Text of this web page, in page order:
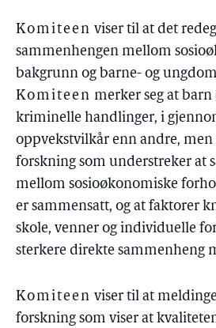
Komiteen viser til at det
sammenhengen mellom
bakgrunn og barne- og
Komiteen merker seg at barn
kriminelle handlinger, i
oppvekstvilkår enn andre,
forskning som understreker at
mellom sosioøkonomiske
er sammensatt, og at faktorer
skole, venner og individuelle
sterkere direkte sammenheng
Komiteen viser til at
forskning som viser at